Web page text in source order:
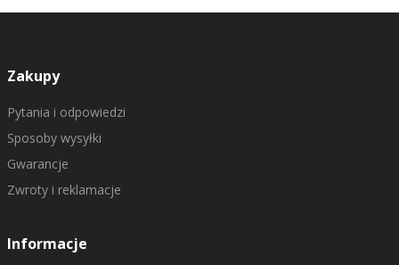
Zakupy
Pytania i odpowiedzi
Sposoby wysyłki
Gwarancje
Zwroty i reklamacje
Informacje